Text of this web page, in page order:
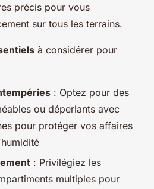
précis pour vous
sur tous les terrains.
à considérer pour
: Optez pour des
ou déperlants avec
pour protéger vos affaires
: Privilégiez les
multiples pour